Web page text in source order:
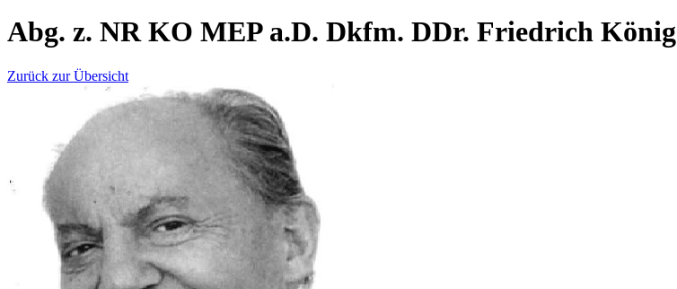
Abg. z. NR KO MEP a.D. Dkfm. DDr. Friedrich König
Zurück zur Übersicht